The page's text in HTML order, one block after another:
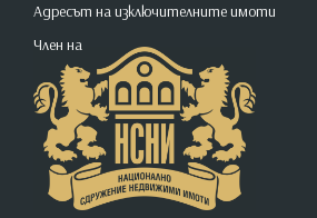
Адресът на изключителните имоти
Член на